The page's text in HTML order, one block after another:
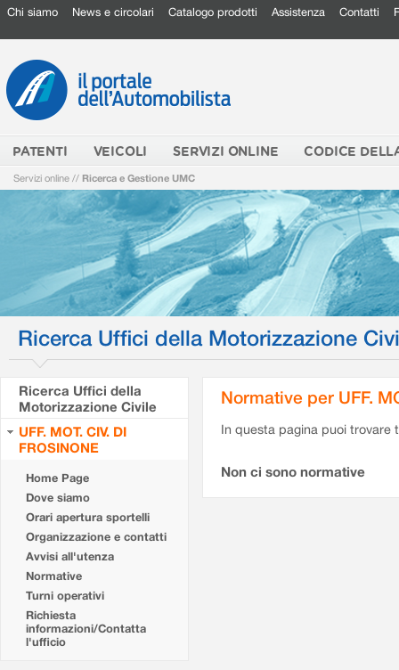
Chi siamo News e circolari Catalogo prodotti Assistenza Contatti
PATENTI VEICOLI SERVIZI ONLINE CODICE
Servizi online // Ricerca e Gestione UMC
Ricerca Uffici della Motorizzazione
Ricerca Uffici della
Motorizzazione Civile
UFF. MOT. CIV. DI
FROSINONE
Home Page
Dove siamo
Orari apertura sportelli
Organizzazione e contatti
Avvisi all'utenza
Normative
Turni operativi
Richiesta
informazioni/Contatta
l'ufficio
Normative per UFF.
In questa pagina puoi
Non ci sono normative